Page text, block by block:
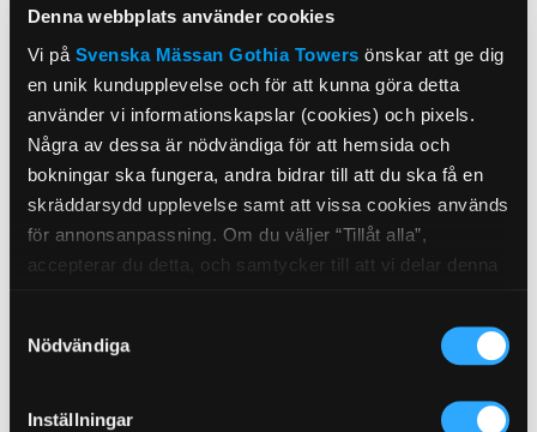
Denna webbplats använder cookies
Vi på Svenska Mässan Gothia Towersönskar att ge dig
en unik kundupplevelse och för att kunna göra detta
använder vi informationskapslar (cookies) och pixels.
Några av dessa är nödvändiga för att hemsida och
bokningar ska fungera, andra bidrar till att du ska få en
skräddarsydd upplevelse samt att vissa cookies används
för annonsanpassning. Om du väljer “Tillåt alla”,
accepterar du detta, och samtycker till att vi delar denna
marknadsföringspartners. Detta kan innebära att dina
data bearbetas i USA. Om du tackar nej använder vi
att få personanpassat innehåll. Välj “Visa detaljer” för att
Nödvändiga
Inställningar